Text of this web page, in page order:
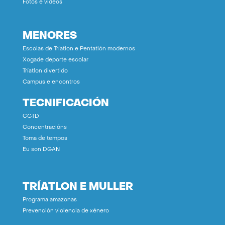
Fotos e vídeos
MENORES
Escolas de Tríatlon e Pentatlón modernos
Xogade deporte escolar
Tríatlon divertido
Campus e encontros
TECNIFICACIÓN
CGTD
Concentracións
Toma de tempos
Eu son DGAN
TRÍATLON E MULLER
Programa amazonas
Prevención violencia de xénero